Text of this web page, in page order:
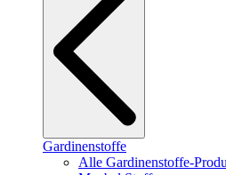
Gardinenstoffe
Alle Gardinenstoffe-